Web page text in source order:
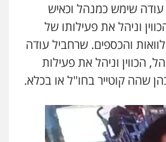
עודה שימש כמנהל וכאיש
וניהל את פעילותו של
והכספים. שרחביל עודה
הכווין וניהל את פעילות
שהה קוטייר בחו"ל או בכלא.